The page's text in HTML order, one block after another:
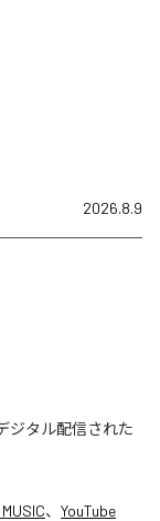
2026.8.9
ジタル配信された
、 YouTube